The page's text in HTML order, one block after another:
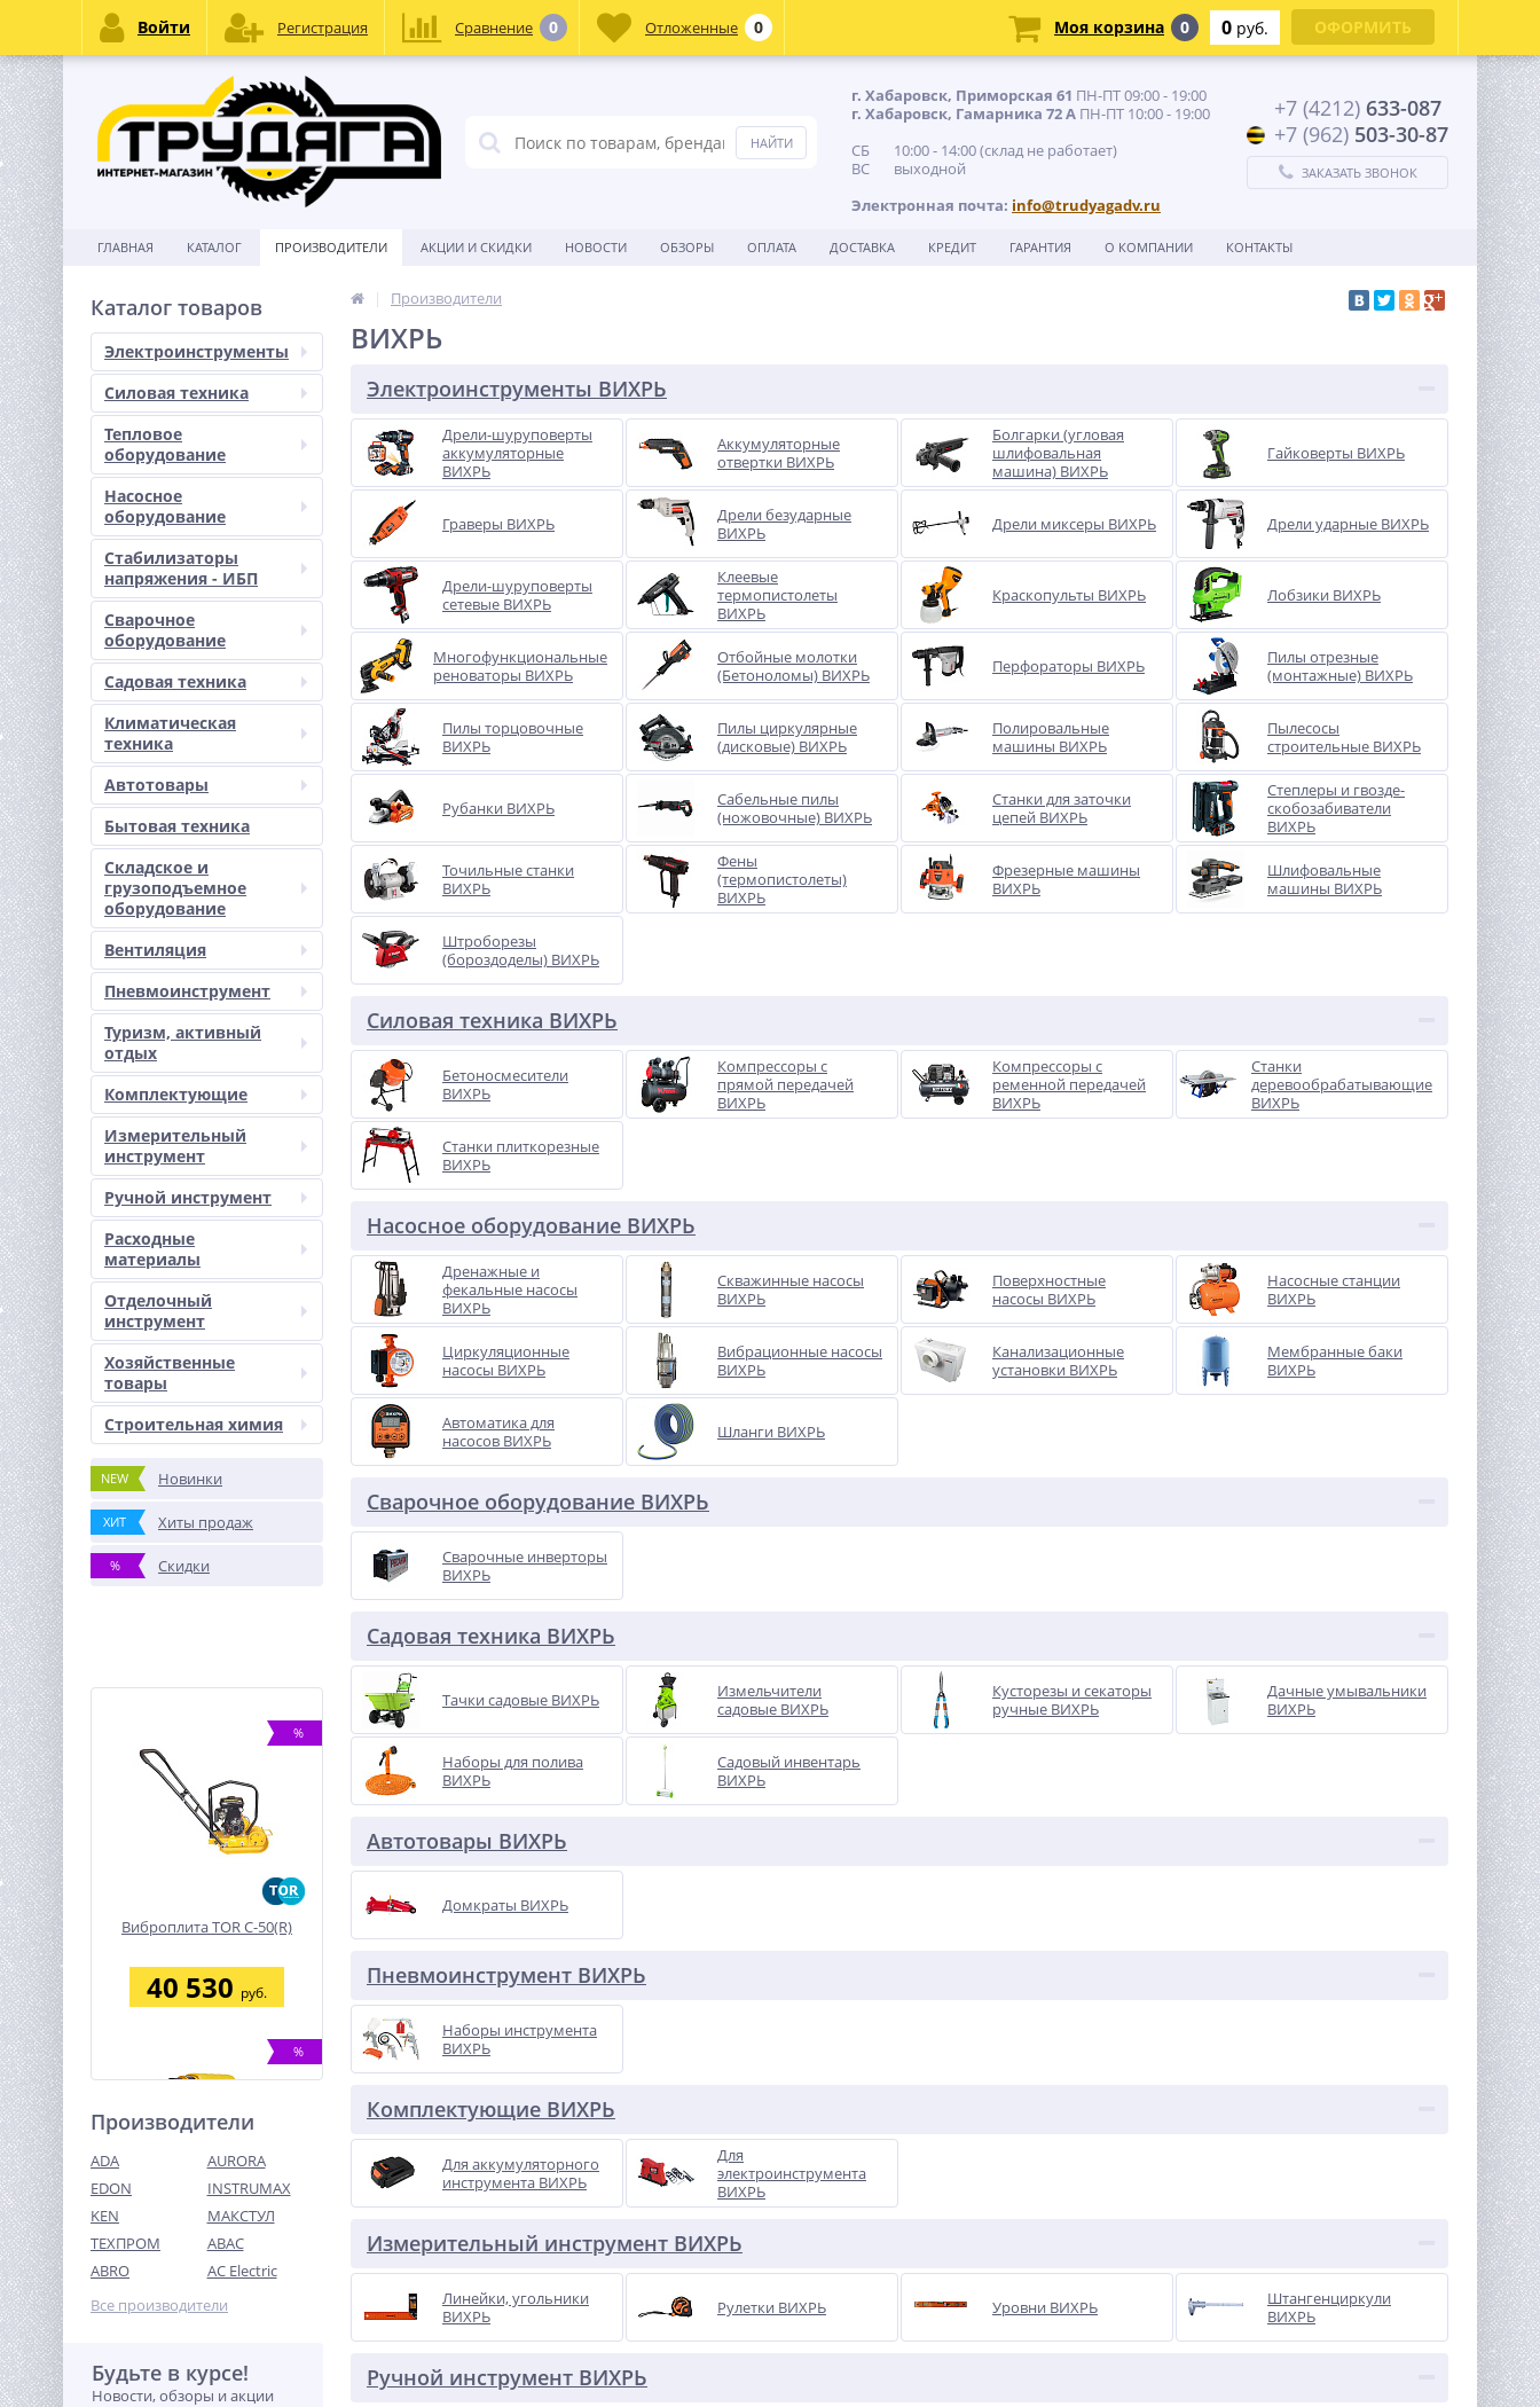
г. Хабаровск, Приморская 61 ПН-ПТ 09:00 - 19:00
г. Хабаровск, Гамарника 72 А ПН-ПТ 10:00 - 19:00
СБ 10:00 - 14:00 (склад не работает)
ВС выходной
Электронная почта: info@trudyagadv.ru
+7 (4212) 633-087
+7 (962) 503-30-87
ЗАКАЗАТЬ ЗВОНОК
ГЛАВНАЯ КАТАЛОГ ПРОИЗВОДИТЕЛИ АКЦИИ И СКИДКИ НОВОСТИ ОБЗОРЫ ОПЛАТА ДОСТАВКА КРЕДИТ ГАРАНТИЯ О КОМПАНИИ КОНТАКТЫ
Каталог товаров
Электроинструменты
Силовая техника
Тепловое
оборудование
Насосное
оборудование
Стабилизаторы
напряжения - ИБП
Сварочное
оборудование
Садовая техника
Климатическая
техника
Автотовары
Бытовая техника
Складское и
грузоподъемное
оборудование
Вентиляция
Пневмоинструмент
Туризм, активный
отдых
Комплектующие
Измерительный
инструмент
Ручной инструмент
Расходные
материалы
Отделочный
инструмент
Хозяйственные
товары
Строительная химия
NEW Новинки
ХИТ Хиты продаж
% Скидки
%
Виброплита TOR C-50(R)
40 530 руб.
%
Перфоратор
аккумуляторный SDS Plus
Hanskonner HRH1824BL
без АКБ и ЗУ Unibattery
9 190
Производители
ADA
AURORA
EDON
INSTRUMAX
KEN
МАКСТУЛ
ТЕХПРОМ
ABAC
ABRO
AC Electric
Все производители
Будьте в курсе!
Новости, обзоры и акции
Производители
ВИХРЬ
Электроинструменты ВИХРЬ
Дрели-шуруповерты
аккумуляторные
ВИХРЬ
Аккумуляторные
отвертки ВИХРЬ
Болгарки (угловая
шлифовальная
машина) ВИХРЬ
Гайковерты ВИХРЬ
Граверы ВИХРЬ
Дрели безударные
ВИХРЬ
Дрели миксеры ВИХРЬ Дрели ударные ВИХРЬ
Дрели-шуруповерты
сетевые ВИХРЬ
Клеевые
термопистолеты
ВИХРЬ
Краскопульты ВИХРЬ Лобзики ВИХРЬ
Многофункциональные
реноваторы ВИХРЬ
Отбойные молотки
(Бетоноломы) ВИХРЬ
Перфораторы ВИХРЬ
Пилы отрезные
(монтажные) ВИХРЬ
Пилы торцовочные
ВИХРЬ
Пилы циркулярные
(дисковые) ВИХРЬ
Полировальные
машины ВИХРЬ
Пылесосы
строительные ВИХРЬ
Рубанки ВИХРЬ
Сабельные пилы
(ножовочные) ВИХРЬ
Станки для заточки
цепей ВИХРЬ
Степлеры и гвозде-
скобозабиватели
ВИХРЬ
Точильные станки
ВИХРЬ
Фены
(термопистолеты)
ВИХРЬ
Фрезерные машины
ВИХРЬ
Шлифовальные
машины ВИХРЬ
Штроборезы
(бороздоделы) ВИХРЬ
Силовая техника ВИХРЬ
Бетоносмесители
ВИХРЬ
Компрессоры с
прямой передачей
ВИХРЬ
Компрессоры с
ременной передачей
ВИХРЬ
Станки
деревообрабатывающие
ВИХРЬ
Станки плиткорезные
ВИХРЬ
Насосное оборудование ВИХРЬ
Дренажные и
фекальные насосы
ВИХРЬ
Скважинные насосы
ВИХРЬ
Поверхностные
насосы ВИХРЬ
Насосные станции
ВИХРЬ
Циркуляционные
насосы ВИХРЬ
Вибрационные насосы
ВИХРЬ
Канализационные
установки ВИХРЬ
Мембранные баки
ВИХРЬ
Автоматика для
насосов ВИХРЬ
Шланги ВИХРЬ
Сварочное оборудование ВИХРЬ
Сварочные инверторы
ВИХРЬ
Садовая техника ВИХРЬ
Тачки садовые ВИХРЬ
Измельчители
садовые ВИХРЬ
Кусторезы и секаторы
ручные ВИХРЬ
Дачные умывальники
ВИХРЬ
Наборы для полива
ВИХРЬ
Садовый инвентарь
ВИХРЬ
Автотовары ВИХРЬ
Домкраты ВИХРЬ
Пневмоинструмент ВИХРЬ
Наборы инструмента
ВИХРЬ
Комплектующие ВИХРЬ
Для аккумуляторного
инструмента ВИХРЬ
Для
электроинструмента
ВИХРЬ
Измерительный инструмент ВИХРЬ
Линейки, угольники
ВИХРЬ
Рулетки ВИХРЬ Уровни ВИХРЬ
Штангенциркули
ВИХРЬ
Ручной инструмент ВИХРЬ
Войти Регистрация Сравнение 0 Отложенные 0 Моя корзина 0 0 руб. ОФОРМИТЬ